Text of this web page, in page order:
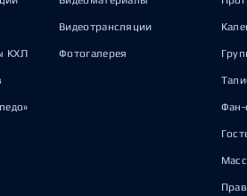
КХЛ
Видеотрансляции
Фотогалерея
Фан-